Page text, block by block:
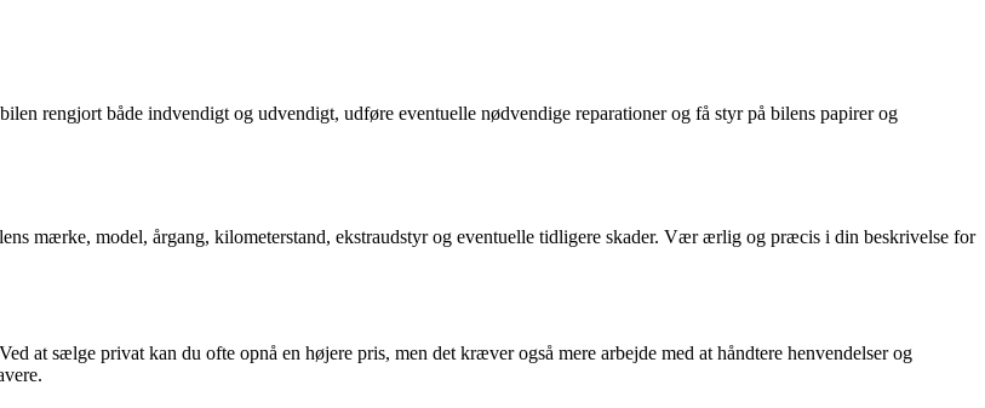
rengjort både indvendigt og udvendigt, udføre eventuelle nødvendige reparationer og få styr på bilens papirer og
mærke, model, årgang, kilometerstand, ekstraudstyr og eventuelle tidligere skader. Vær ærlig og præcis i din beskrivelse for
at sælge privat kan du ofte opnå en højere pris, men det kræver også mere arbejde med at håndtere henvendelser og